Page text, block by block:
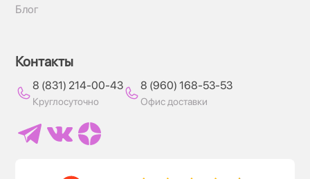
Блог
Контакты
8 (831) 214-00-43
Круглосуточно
8 (960) 168-53-53
Офис доставки